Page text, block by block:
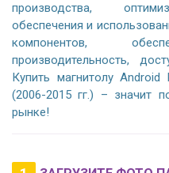
производства,
обеспечения и
компонентов,
производительность,
Купить магнитолу
(2006-2015 гг.) – значит
рынке!